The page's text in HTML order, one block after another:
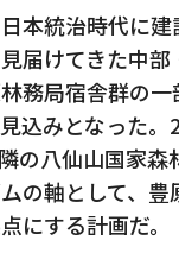
日本統治時代に
届けてきた中
務局宿舎群の
込みとなった
の八仙山国家森
の軸として、
にする計画だ。